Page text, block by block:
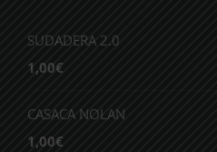
SUDADERA 2.0
1,00€
CASACA NOLAN
1,00€